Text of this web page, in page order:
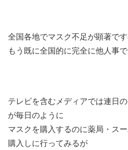
全国各地でマスク不足が顕著です
もう既に全国的に完全に他人事
テレビを含むメディアでは連日
が毎日のように
マスクを購入するのに薬局・ス
購入しに行ってみるが